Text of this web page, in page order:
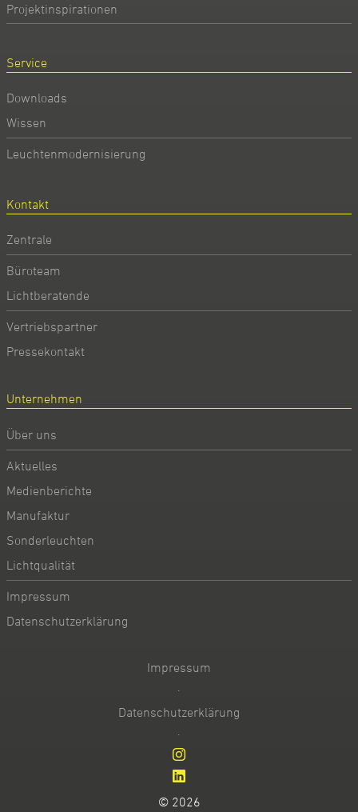
Projektinspirationen
Service
Downloads
Wissen
Leuchtenmodernisierung
Kontakt
Zentrale
Büroteam
Lichtberatende
Vertriebspartner
Pressekontakt
Unternehmen
Über uns
Aktuelles
Medienberichte
Manufaktur
Sonderleuchten
Lichtqualität
Impressum
Datenschutzerklärung
Impressum
·
Datenschutzerklärung
·
© 2026